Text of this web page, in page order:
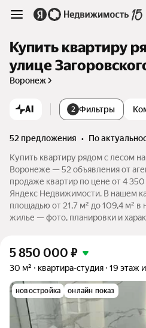
Купить квартиру
улице
Воронеж
AI 2 Фильтры
52 предложения •
по
Купить квартиру рядом с лесом
Воронеже — 52 объявления от
продаже квартир по цене от 4
Яндекс Недвижимости. В нашем
площадью от 21,7 м² до 109,4 м² в
жилье — фото, планировки и
5 850 000 ₽
30 м² квартира-студия 19 этаж
новостройка онлайн показ